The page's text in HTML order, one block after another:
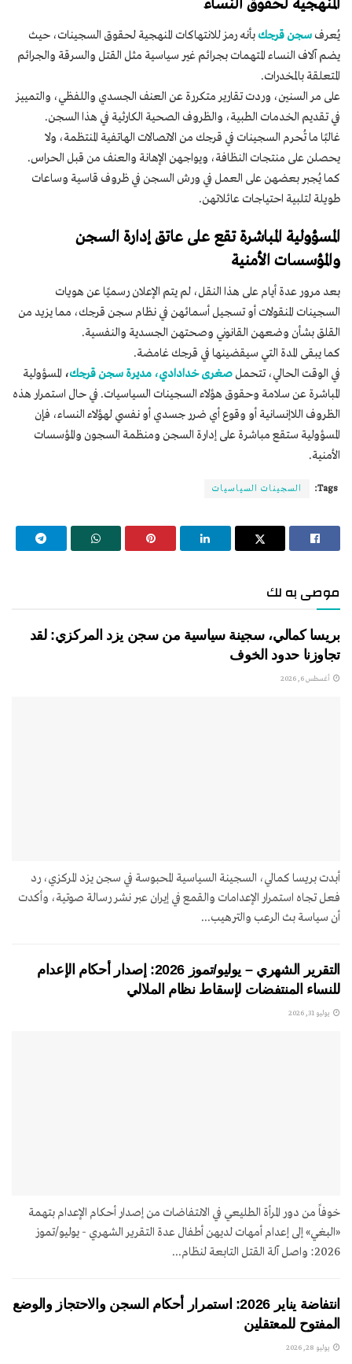
المنهجية لحقوق النساء
يُعرف سجن قرجك بأنه رمز للانتهاكات المنهجية لحقوق السجينات، حيث
يضم آلاف النساء المتهمات بجرائم غير سياسية مثل القتل والسرقة والجرائم
المتعلقة بالمخدرات.
على مر السنين، وردت تقارير متكررة عن العنف الجسدي واللفظي، والتمييز
في تقديم الخدمات الطبية، والظروف الصحية الكارثية في هذا السجن.
غالبًا ما تُحرم السجينات في قرجك من الاتصالات الهاتفية المنتظمة، ولا
يحصلن على منتجات النظافة، ويواجهن الإهانة والعنف من قبل الحراس.
كما يُجبر بعضهن على العمل في ورش السجن في ظروف قاسية وساعات
طويلة لتلبية احتياجات عائلاتهن.
المسؤولية المباشرة تقع على عاتق إدارة السجن
والمؤسسات الأمنية
بعد مرور عدة أيام على هذا النقل، لم يتم الإعلان رسميًا عن هويات
السجينات المنقولات أو تسجيل أسمائهن في نظام سجن قرجك، مما يزيد من
القلق بشأن وضعهن القانوني وصحتهن الجسدية والنفسية.
كما يبقى المدة التي سيقضينها في قرجك غامضة.
في الوقت الحالي، تتحمل صغرى خدادادي، مديرة سجن قرجك، المسؤولية
المباشرة عن سلامة وحقوق هؤلاء السجينات السياسيات. في حال استمرار هذه
الظروف اللاإنسانية أو وقوع أي ضرر جسدي أو نفسي لهؤلاء النساء، فإن
المسؤولية ستقع مباشرة على إدارة السجن ومنظمة السجون والمؤسسات
الأمنية.
Tags: السجينات السياسيات
موصى به لك
بريسا كمالي، سجينة سياسية من سجن يزد المركزي: لقد
تجاوزنا حدود الخوف
أغسطس 6, 2026
أبدت بريسا كمالي، السجينة السياسية المحبوسة في سجن يزد المركزي، رد
فعل تجاه استمرار الإعدامات والقمع في إيران عبر نشر رسالة صوتية، وأكدت
أن سياسة بث الرعب والترهيب...
التقرير الشهري – يوليو/تموز 2026: إصدار أحكام الإعدام
للنساء المنتفضات لإسقاط نظام الملالي
يوليو 31, 2026
خوفاً من دور المرأة الطليعي في الانتفاضات من إصدار أحكام الإعدام بتهمة
«البغي» إلى إعدام أمهات لديهن أطفال عدة التقرير الشهري - يوليو/تموز
2026: واصل آلة القتل التابعة لنظام...
انتفاضة يناير 2026: استمرار أحكام السجن والاحتجاز والوضع
المفتوح للمعتقلين
يوليو 28, 2026